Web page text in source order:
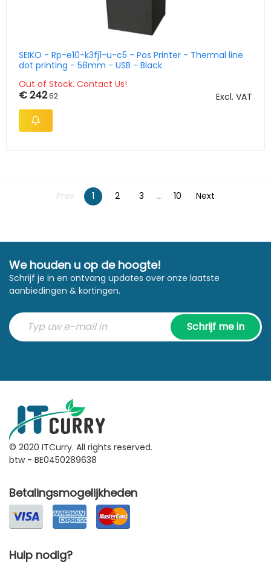
SEIKO - Rp-e10-k3fj1-u-c5 - Pos Printer - Thermal line
dot printing - 58mm - USB - Black
Out of Stock. Contact Us!
€ 242.62 Excl. VAT
Prev 1 2 3 ... 10 Next
We houden u op de hoogte!
Schrijf je in en ontvang updates over onze laatste
aanbiedingen & kortingen.
Schrijf me in
© 2020 ITCurry. All rights reserved.
btw - BE0450289638
Betalingsmogelijkheden
Hulp nodig?